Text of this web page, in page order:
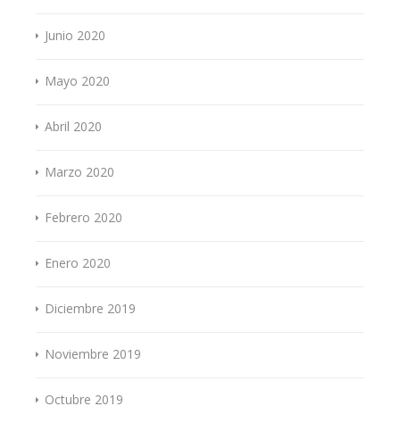
Junio 2020
Mayo 2020
Abril 2020
Marzo 2020
Febrero 2020
Enero 2020
Diciembre 2019
Noviembre 2019
Octubre 2019